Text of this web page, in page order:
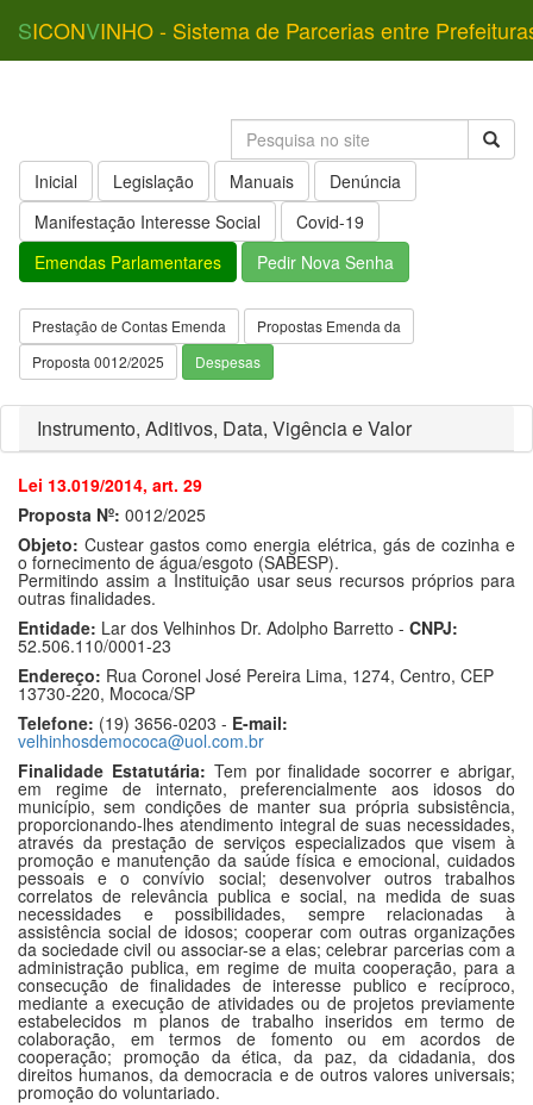
SICONVINHO - Sistema de Parcerias entre
Inicial Legislação Manuais
Denúncia
Manifestação Interesse Social
Covid-19
Emendas Parlamentares
Pedir Nova Senha
Prestação de Contas Emenda
Propostas Emenda da
Proposta 0012/2025
Despesas
Instrumento, Aditivos, Data, Vigência e Valor
Lei 13.019/2014, art. 29
Proposta Nº: 0012/2025
Objeto: Custear gastos como energia elétrica, gás de cozinha e
o fornecimento de água/esgoto (SABESP).
Permitindo assim a Instituição usar seus recursos próprios para
outras finalidades.
Entidade: Lar dos Velhinhos Dr. Adolpho Barretto - CNPJ:
52.506.110/0001-23
Endereço: Rua Coronel José Pereira Lima, 1274, Centro, CEP
13730-220, Mococa/SP
Telefone: (19) 3656-0203 - E-mail:
velhinhosdemococa@uol.com.br
Finalidade Estatutária: Tem por finalidade socorrer e abrigar,
em regime de internato, preferencialmente aos idosos do
município, sem condições de manter sua própria subsistência,
proporcionando-lhes atendimento integral de suas necessidades,
através da prestação de serviços especializados que visem à
promoção e manutenção da saúde física e emocional, cuidados
pessoais e o convívio social; desenvolver outros trabalhos
correlatos de relevância publica e social, na medida de suas
necessidades e possibilidades, sempre relacionadas à
assistência social de idosos; cooperar com outras organizações
da sociedade civil ou associar-se a elas; celebrar parcerias com a
administração publica, em regime de muita cooperação, para a
consecução de finalidades de interesse publico e recíproco,
mediante a execução de atividades ou de projetos previamente
estabelecidos m planos de trabalho inseridos em termo de
colaboração, em termos de fomento ou em acordos de
cooperação; promoção da ética, da paz, da cidadania, dos
direitos humanos, da democracia e de outros valores universais;
promoção do voluntariado.